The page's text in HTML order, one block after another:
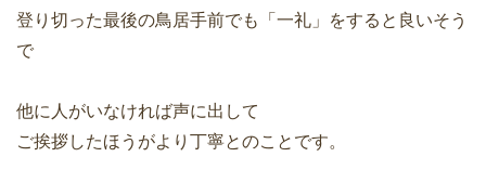
登り切った最後の鳥居手前でも「一礼」をすると良いそう
で
他に人がいなければ声に出して
ご挨拶したほうがより丁寧とのことです。